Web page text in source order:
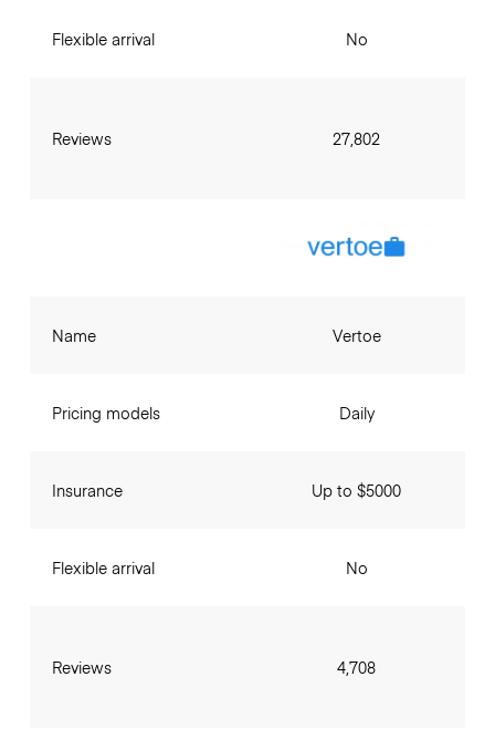
Flexible arrival
Reviews
No
27,802
Name
Pricing models
Insurance
Flexible arrival
Reviews
Vertoe
Daily
Up to $5000
No
4,708